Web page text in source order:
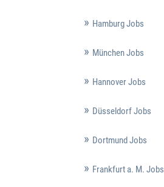
Hamburg Jobs
München Jobs
Hannover Jobs
Düsseldorf Jobs
Dortmund Jobs
Frankfurt a. M. Jobs